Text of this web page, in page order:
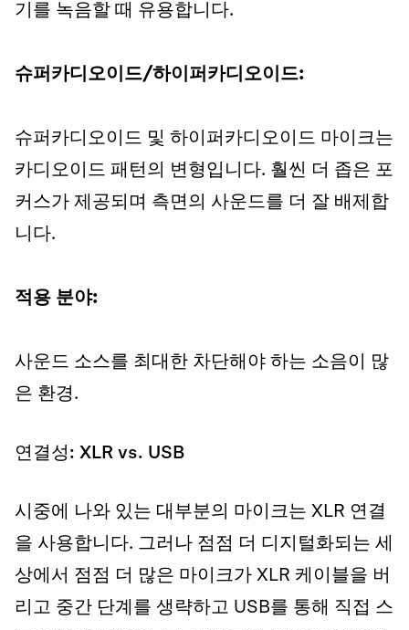
기를 녹음할 때 유용합니다.
슈퍼카디오이드/하이퍼카디오이드:
슈퍼카디오이드 및 하이퍼카디오이드 마이크는
카디오이드 패턴의 변형입니다. 훨씬 더 좁은 포
커스가 제공되며 측면의 사운드를 더 잘 배제합
니다.
적용 분야:
사운드 소스를 최대한 차단해야 하는 소음이 많
은 환경.
연결성: XLR vs. USB
시중에 나와 있는 대부분의 마이크는 XLR 연결
을 사용합니다. 그러나 점점 더 디지털화되는 세
상에서 점점 더 많은 마이크가 XLR 케이블을 버
리고 중간 단계를 생략하고 USB를 통해 직접 스